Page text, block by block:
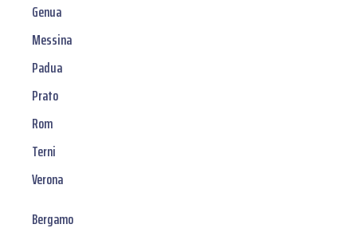
Genua
Messina
Padua
Prato
Rom
Terni
Verona
Bergamo